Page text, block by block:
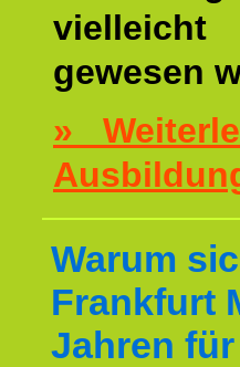
gewesen
»
Warum
Frankfurt
Jahren